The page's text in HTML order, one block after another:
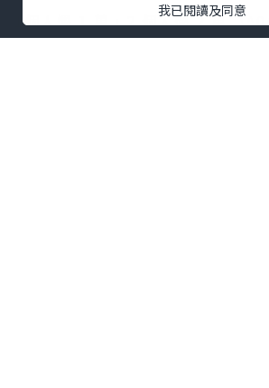
我已閱讀及同意
1個人慳 1 萬，2 個人慳 2 萬,